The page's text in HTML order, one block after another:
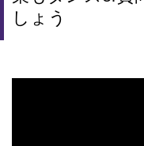
しょう